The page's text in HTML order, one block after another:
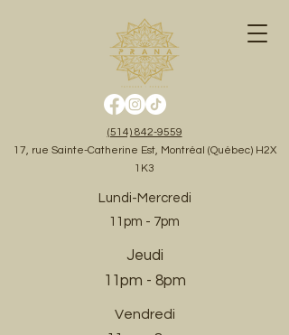
Lundi-Mercredi
11pm - 7pm
Vendredi
(514) 842-9559
17, rue Sainte-Catherine Est, Montréal (Québec) H2X
1K3
Jeudi
11pm - 8pm